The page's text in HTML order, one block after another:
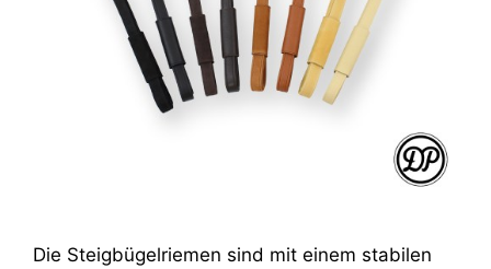
Die Steigbügelriemen sind mit einem stabilen